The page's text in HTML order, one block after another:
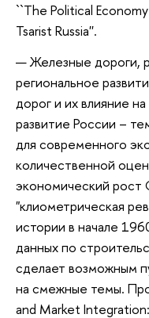
``The Political
Tsarist Russia''.
Железные дороги,
региональное
дорог и их влияние
развитие России –
для современного
количественной
экономический рост
"клиометрическая
истории в начале
данных по
сделает возможным
на смежные темы.
and Market